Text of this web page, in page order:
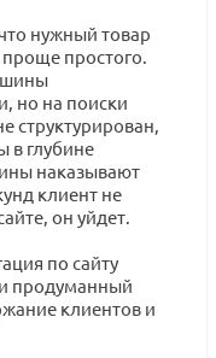
нужный товар
проще простого.
шины
но на поиски
структурирован,
в глубине
наказывают
клиент не
он уйдет.
по сайту
продуманный
клиентов и